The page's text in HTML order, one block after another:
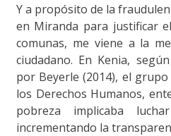
Y a propósito de la
en Miranda para justificar
comunas, me viene a la
ciudadano. En Kenia,
por Beyerle (2014), el
los Derechos Humanos,
pobreza implicaba
incrementando la